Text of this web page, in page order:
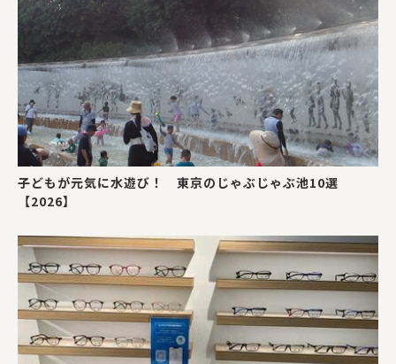
子どもが元気に水遊び！ 東京のじゃぶじゃぶ池10選
【2026】